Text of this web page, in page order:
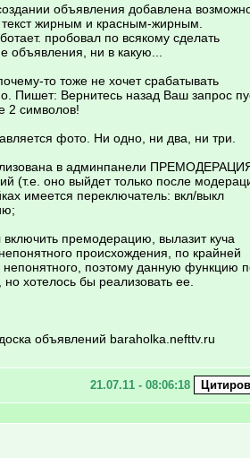
объявления добавлена
текст жирным и красным-жирным.
пробовал по всякому сделать
объявления, ни в какую...
то тоже не хочет срабатывать
Пишет: Вернитесь назад Ваш запрос
2 символов!
фото. Ни одно, ни два, ни три.
в админпанели
(т.е. оно выйдет только после
имеется переключатель: вкл/выкл
премодерацию, вылазит куча
происхождения, по крайней
поэтому данную функцию
но хотелось бы реализовать ее.
объявлений baraholka.nefttv.ru
21.07.11 - 08:06:18